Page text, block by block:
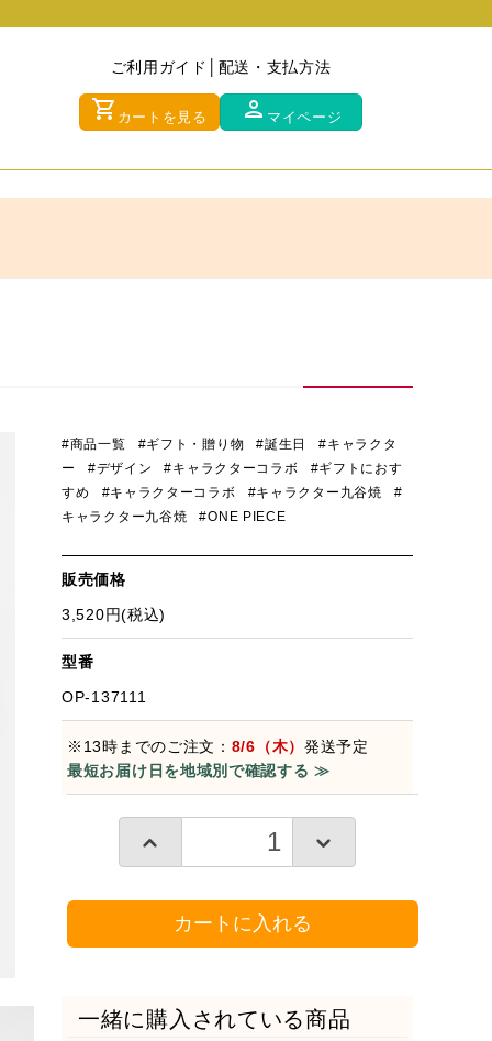
ご利用ガイド 配送・支払方法
shopping_cart カートを見る person マイページ
#商品一覧 #ギフト・贈り物 #誕生日
#キャラクタ
ー
#デザイン #キャラクターコラボ
#ギフトにおす
すめ
#キャラクターコラボ #キャラクター九谷焼
#
キャラクター九谷焼
#ONE PIECE
販売価格
3,520円(税込)
型番
OP-137111
※13時までのご注文： 8/6（木） 発送予定
最短お届け日を地域別で確認する ≫
カートに入れる
一緒に購入されている商品